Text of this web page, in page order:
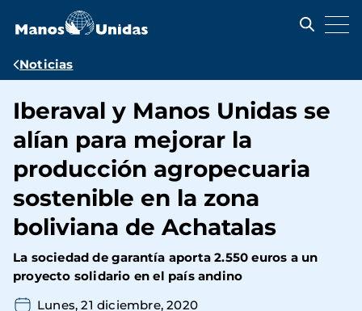
contenido
Ruta
navegación
Noticias
Iberaval y Manos Unidas se
alían para mejorar la
producción agropecuaria
sostenible en la zona
boliviana de Achatalas
La sociedad de garantía aporta 2.550 euros a un
proyecto solidario en el país andino
Lunes, 21 diciembre, 2020